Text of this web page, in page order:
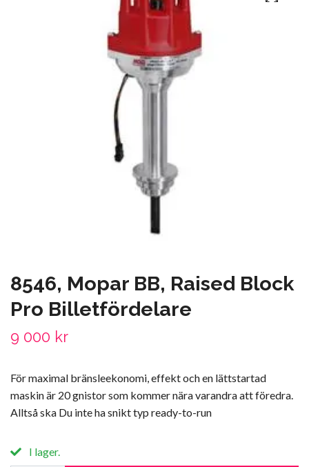
8546, Mopar BB, Raised Block
Pro Billetfördelare
9 000 kr
För maximal bränsleekonomi, effekt och en lättstartad
maskin är 20 gnistor som kommer nära varandra att föredra.
Alltså ska Du inte ha snikt typ ready-to-run
I lager.